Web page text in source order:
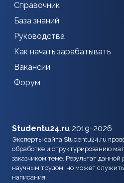
Справочник
База знаний
Руководства
Как начать зарабатывать
Вакансии
Форум
Studentu24.ru 2019-2026
Эксперты сайта Studentu24.ru
обработке и структурированию
заказчиком теме. Результат
научным трудом, но может
написания.